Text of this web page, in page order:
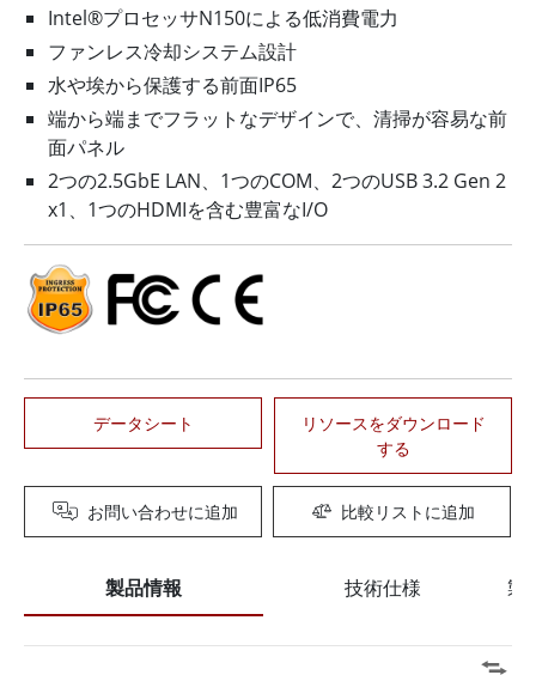
Intel®プロセッサN150による低消費電力
ファンレス冷却システム設計
水や埃から保護する前面IP65
端から端までフラットなデザインで、清掃が容易な前
面パネル
2つの2.5GbE LAN、1つのCOM、2つのUSB 3.2 Gen 2
x1、1つのHDMIを含む豊富なI/O
データシート
リソースをダウンロード
する
お問い合わせに追加 比較リストに追加
製品情報 技術仕様 製